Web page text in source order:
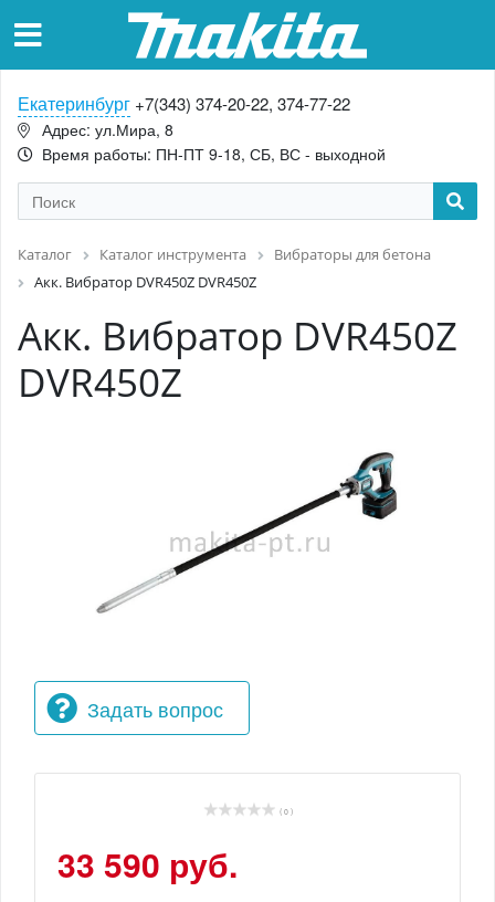
Екатеринбург +7(343) 374-20-22, 374-77-22
Адрес: ул.Мира, 8
Время работы: ПН-ПТ 9-18, СБ, ВС - выходной
Каталог Каталог инструмента
Вибраторы для бетона
Акк. Вибратор DVR450Z DVR450Z
Акк. Вибратор DVR450Z
DVR450Z
Задать вопрос
( 0 )
33 590 руб.